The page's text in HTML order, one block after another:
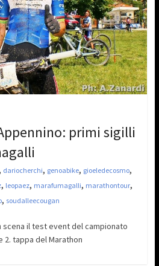
primi sigilli
dariocherchi, genoabike, gioeledecosmo,
, leopaez, marafumagalli, marathontour,
, soudalleecougan
scena il test event del campionato
2. tappa del Marathon